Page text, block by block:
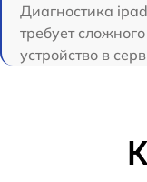
Диагностика
требует
устройство в